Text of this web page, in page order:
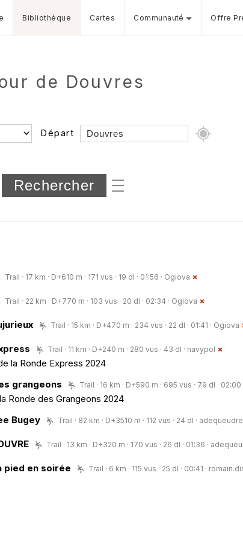
Bibliothèque Cartes Communauté Offre
de Douvres
Départ
et sous-dossiers
Trail · 17 km · D+610 m · 171 vus · 19 dl · 01:56 · Ogiova
Trail · 22 km · D+770 m · 103 vus · 20 dl · 02:34 · Ogiova
Trail · 15 km · D+470 m · 234 vus · 22 dl · 01:41 · Ogiova
Trail · 11 km · D+240 m · 280 vus · 43 dl · navypol
la Ronde Express 2024
grangeons
Trail · 16 km · D+590 m · 695 vus · 79 dl · 02:00
Ronde des Grangeons 2024
Bugey
Trail · 82 km · D+3510 m · 112 vus · 24 dl · adequeudre
Trail · 13 km · D+320 m · 170 vus · 26 dl · 01:36 ·
pied en soirée Trail · 6 km · 115 vus · 25 dl · 00:41 ·